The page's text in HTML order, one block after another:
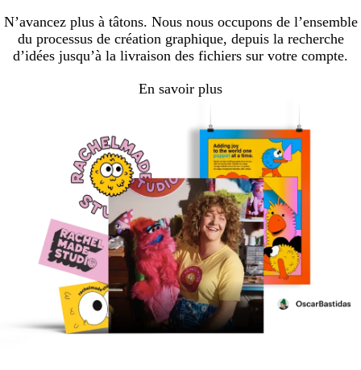
N’avancez plus à tâtons. Nous nous occupons de l’ensemble
du processus de création graphique, depuis la recherche
d’idées jusqu’à la livraison des fichiers sur votre compte.
En savoir plus